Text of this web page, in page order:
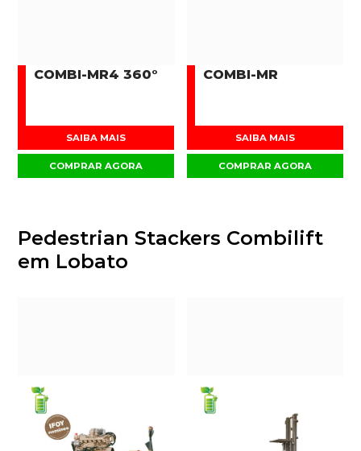
COMBI-MR4 360°
SAIBA MAIS
COMPRAR AGORA
COMBI-MR
SAIBA MAIS
COMPRAR AGORA
Pedestrian Stackers Combilift
em Lobato